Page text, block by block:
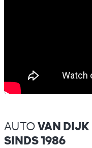
AUTO VAN DIJK
SINDS 1986